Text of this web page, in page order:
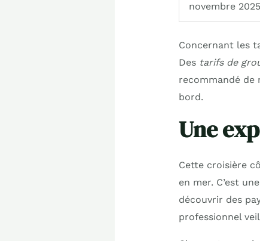
novembre 2025
Concernant les
Des tarifs de
recommandé de
bord.
Une
Cette croisière
en mer. C’est une
découvrir des
professionnel